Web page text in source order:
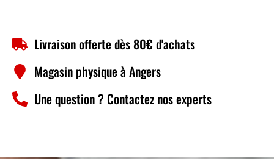
Livraison offerte dès 80€ d'achats
Magasin physique à Angers
Une question ? Contactez nos experts